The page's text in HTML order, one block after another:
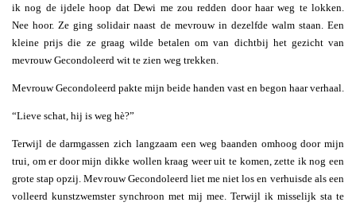
ik nog de ijdele hoop dat Dewi me zou redden door haar weg te lokken.
Nee hoor. Ze ging solidair naast de mevrouw in dezelfde walm staan. Een
kleine prijs die ze graag wilde betalen om van dichtbij het gezicht van
mevrouw Gecondoleerd wit te zien weg trekken.
Mevrouw Gecondoleerd pakte mijn beide handen vast en begon haar verhaal.
“Lieve schat, hij is weg hè?”
Terwijl de darmgassen zich langzaam een weg baanden omhoog door mijn
trui, om er door mijn dikke wollen kraag weer uit te komen, zette ik nog een
grote stap opzij. Mevrouw Gecondoleerd liet me niet los en verhuisde als een
volleerd kunstzwemster synchroon met mij mee. Terwijl ik misselijk sta te